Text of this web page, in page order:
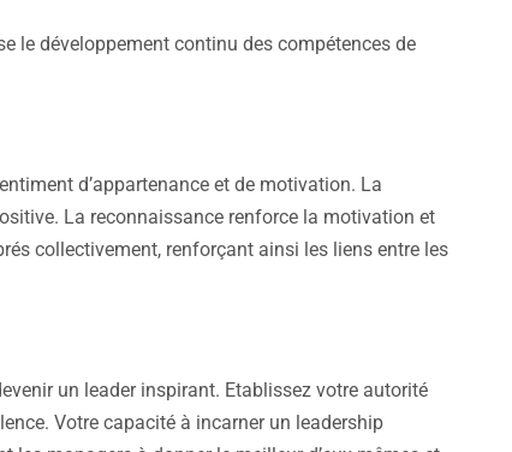
le développement continu des compétences de
d’appartenance et de motivation. La
La reconnaissance renforce la motivation et
collectivement, renforçant ainsi les liens entre les
un leader inspirant. Etablissez votre autorité
Votre capacité à incarner un leadership